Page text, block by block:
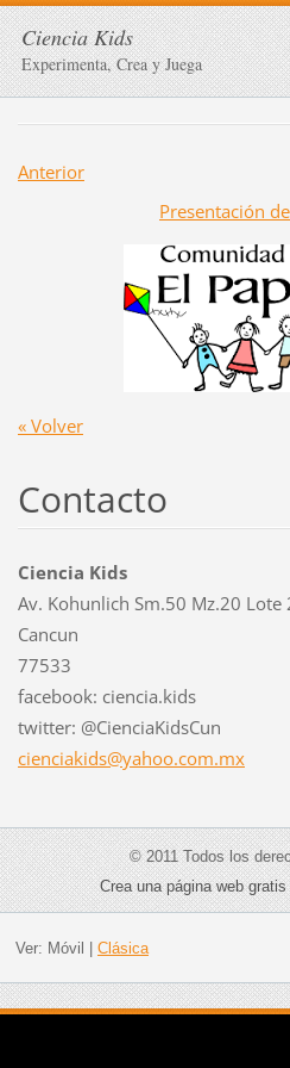
Ciencia Kids
Experimenta, Crea y Juega
Anterior
Presentación
« Volver
Contacto
Ciencia Kids
Av. Kohunlich Sm.50 Mz.20 Lote
Cancun
77533
facebook: ciencia.kids
twitter: @CienciaKidsCun
cienciakids@yahoo.com.mx
© 2011 Todos los
Crea una página web gratis
Ver: Móvil Clásica